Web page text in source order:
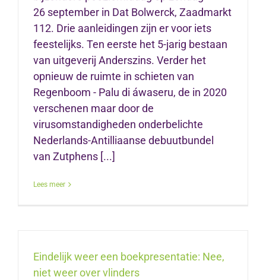
26 september in Dat Bolwerck, Zaadmarkt
112. Drie aanleidingen zijn er voor iets
feestelijks. Ten eerste het 5-jarig bestaan
van uitgeverij Anderszins. Verder het
opnieuw de ruimte in schieten van
Regenboom - Palu di áwaseru, de in 2020
verschenen maar door de
virusomstandigheden onderbelichte
Nederlands-Antilliaanse debuutbundel
van Zutphens [...]
Lees meer
Eindelijk weer een boekpresentatie: Nee,
niet weer over vlinders